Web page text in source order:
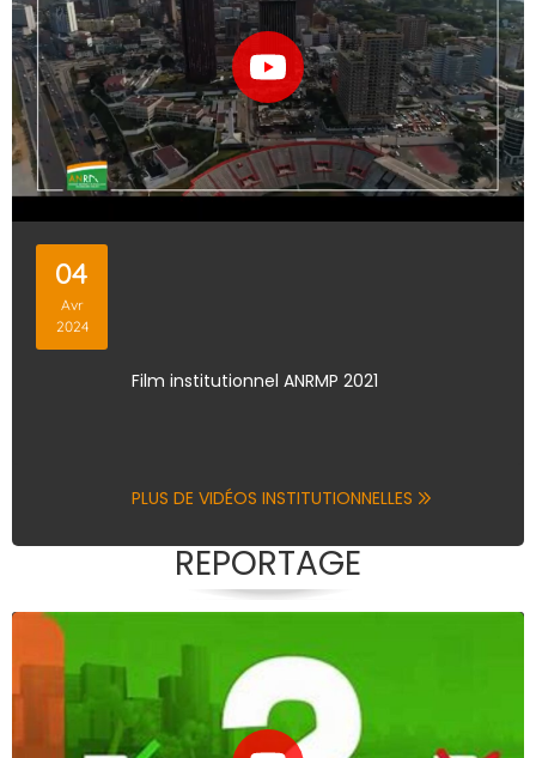
Film institutionnel ANRMP 2021
04
Avr
2024
PLUS DE VIDÉOS INSTITUTIONNELLES
REPORTAGE